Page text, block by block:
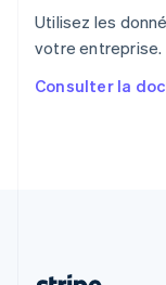
Utilisez les
votre entreprise.
Consulter la
Singapour
English简体中文
English